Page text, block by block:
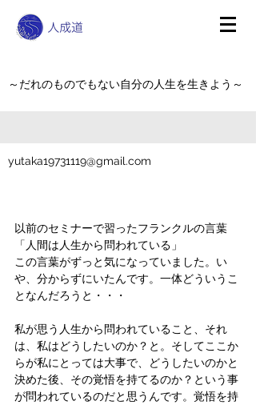
～だれのものでもない自分の人生を生きよう～
yutaka19731119@gmail.com
以前のセミナーで習ったフランクルの言葉
「人間は人生から問われている」
この言葉がずっと気になっていました。い
や、分からずにいたんです。一体どういうこ
となんだろうと・・・
私が思う人生から問われていること、それ
は、私はどうしたいのか？と。そしてここか
らが私にとっては大事で、どうしたいのかと
決めた後、その覚悟を持てるのか？という事
が問われているのだと思うんです。覚悟を持